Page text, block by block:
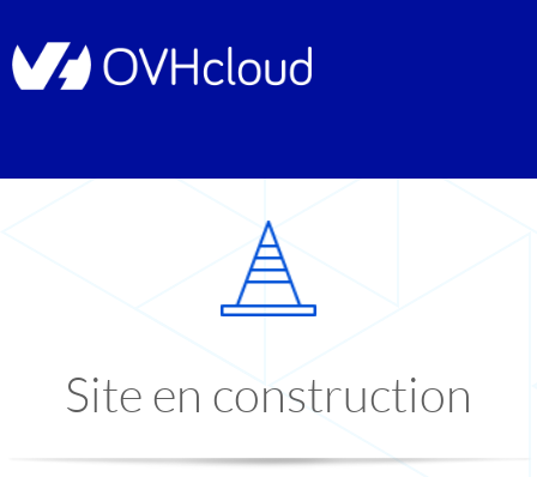
Site en construction